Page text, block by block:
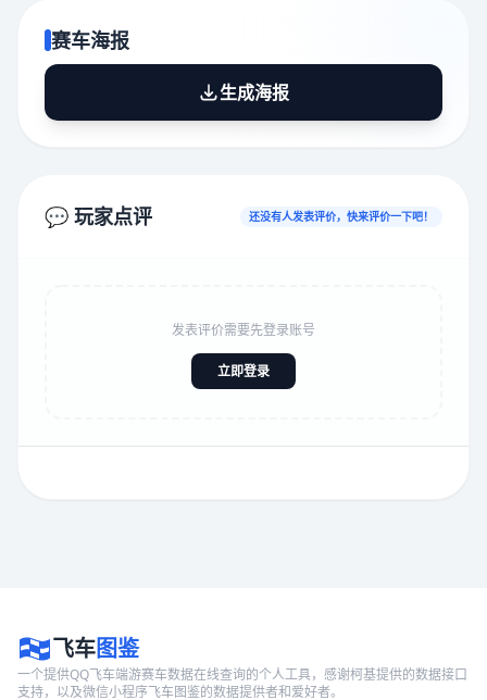
赛车海报
生成海报
💬 玩家点评 还没有人发表评价，快来评价一下吧！
发表评价需要先登录账号
立即登录
飞车图鉴
一个提供QQ飞车端游赛车数据在线查询的个人工具，感谢柯基提供的数据接口
支持，以及微信小程序飞车图鉴的数据提供者和爱好者。